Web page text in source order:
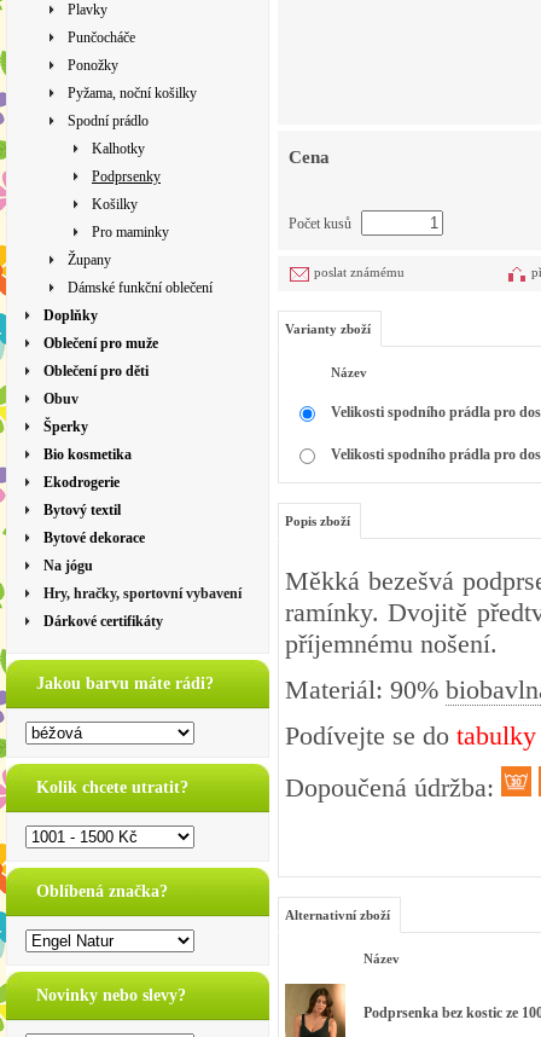
Plavky
Punčocháče
Ponožky
Pyžama, noční košilky
Spodní prádlo
Kalhotky
Podprsenky
Košilky
Pro maminky
Župany
Dámské funkční oblečení
Doplňky
Oblečení pro muže
Oblečení pro děti
Obuv
Šperky
Bio kosmetika
Ekodrogerie
Bytový textil
Bytové dekorace
Na jógu
Hry, hračky, sportovní vybavení
Dárkové certifikáty
Jakou barvu máte rádi?
Kolik chcete utratit?
Oblíbená značka?
Novinky nebo slevy?
Cena
Počet kusů
poslat známému
Varianty zboží
Název
Velikosti spodního prádla pro
Velikosti spodního prádla pro
Popis zboží
Měkká bezešvá
ramínky. Dvojitě
příjemnému nošení.
Materiál: 90%
Podívejte se do
Dopoučená údržba:
Alternativní zboží
Název
Podprsenka bez kostic ze